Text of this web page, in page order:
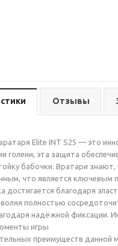
Отзывы
Elite INT S25 — это
голени, эта защита
бабочки. Вратари
что является ключевым
достигается благодаря
полностью
надёжной фиксации.
игры
преимуществ данной